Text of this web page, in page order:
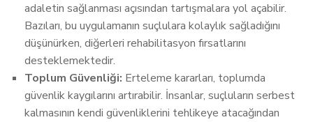
adaletin sağlanması açısından tartışmalara yol açabilir.
Bazıları, bu uygulamanın suçlulara kolaylık sağladığını
düşünürken, diğerleri rehabilitasyon fırsatlarını
desteklemektedir.
Toplum Güvenliği: Erteleme kararları, toplumda
güvenlik kaygılarını artırabilir. İnsanlar, suçluların serbest
kalmasının kendi güvenliklerini tehlikeye atacağından